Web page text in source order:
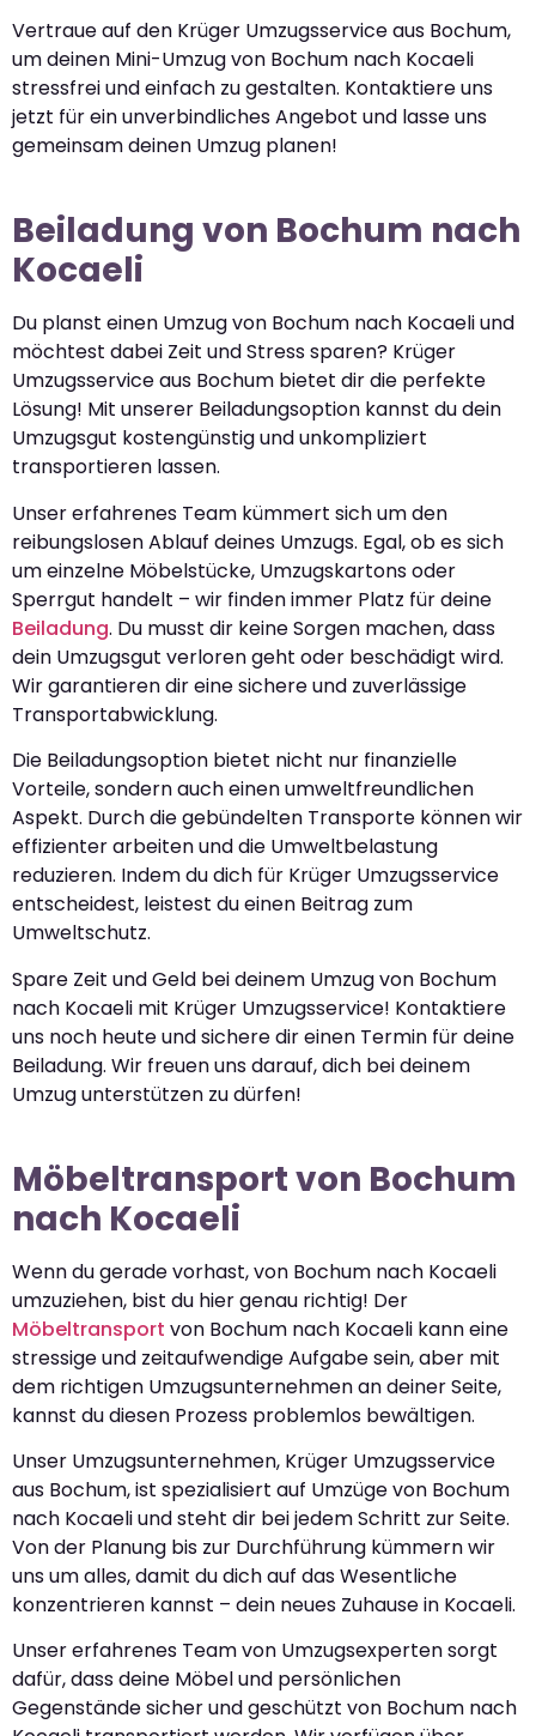
Vertraue auf den Krüger Umzugsservice aus Bochum,
um deinen Mini-Umzug von Bochum nach Kocaeli
stressfrei und einfach zu gestalten. Kontaktiere uns
jetzt für ein unverbindliches Angebot und lasse uns
gemeinsam deinen Umzug planen!
Beiladung von Bochum nach
Kocaeli
Du planst einen Umzug von Bochum nach Kocaeli und
möchtest dabei Zeit und Stress sparen? Krüger
Umzugsservice aus Bochum bietet dir die perfekte
Lösung! Mit unserer Beiladungsoption kannst du dein
Umzugsgut kostengünstig und unkompliziert
transportieren lassen.
Unser erfahrenes Team kümmert sich um den
reibungslosen Ablauf deines Umzugs. Egal, ob es sich
um einzelne Möbelstücke, Umzugskartons oder
Sperrgut handelt – wir finden immer Platz für deine
Beiladung. Du musst dir keine Sorgen machen, dass
dein Umzugsgut verloren geht oder beschädigt wird.
Wir garantieren dir eine sichere und zuverlässige
Transportabwicklung.
Die Beiladungsoption bietet nicht nur finanzielle
Vorteile, sondern auch einen umweltfreundlichen
Aspekt. Durch die gebündelten Transporte können wir
effizienter arbeiten und die Umweltbelastung
reduzieren. Indem du dich für Krüger Umzugsservice
entscheidest, leistest du einen Beitrag zum
Umweltschutz.
Spare Zeit und Geld bei deinem Umzug von Bochum
nach Kocaeli mit Krüger Umzugsservice! Kontaktiere
uns noch heute und sichere dir einen Termin für deine
Beiladung. Wir freuen uns darauf, dich bei deinem
Umzug unterstützen zu dürfen!
Möbeltransport von Bochum
nach Kocaeli
Wenn du gerade vorhast, von Bochum nach Kocaeli
umzuziehen, bist du hier genau richtig! Der
Möbeltransport von Bochum nach Kocaeli kann eine
stressige und zeitaufwendige Aufgabe sein, aber mit
dem richtigen Umzugsunternehmen an deiner Seite,
kannst du diesen Prozess problemlos bewältigen.
Unser Umzugsunternehmen, Krüger Umzugsservice
aus Bochum, ist spezialisiert auf Umzüge von Bochum
nach Kocaeli und steht dir bei jedem Schritt zur Seite.
Von der Planung bis zur Durchführung kümmern wir
uns um alles, damit du dich auf das Wesentliche
konzentrieren kannst – dein neues Zuhause in Kocaeli.
Unser erfahrenes Team von Umzugsexperten sorgt
dafür, dass deine Möbel und persönlichen
Gegenstände sicher und geschützt von Bochum nach